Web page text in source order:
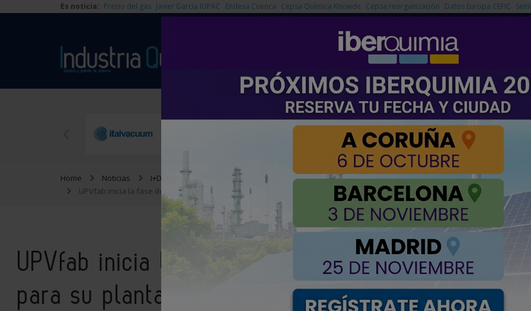
Es noticia: Precio del gas Javier García IUPAC Endesa Cuenca Cepsa Química Knowde Cepsa reorganización Datos Europa CEFIC
NOTICIAS PRODUCTOS
EMPRESAS PREMIUM
Home Noticias
I+D
UPVfab inicia la fase de captación de negocio para su planta piloto de chips fotónicos de L’Eliana
UPVfab inicia la fase de captación de negocio
para su planta piloto de chips fotónicos de